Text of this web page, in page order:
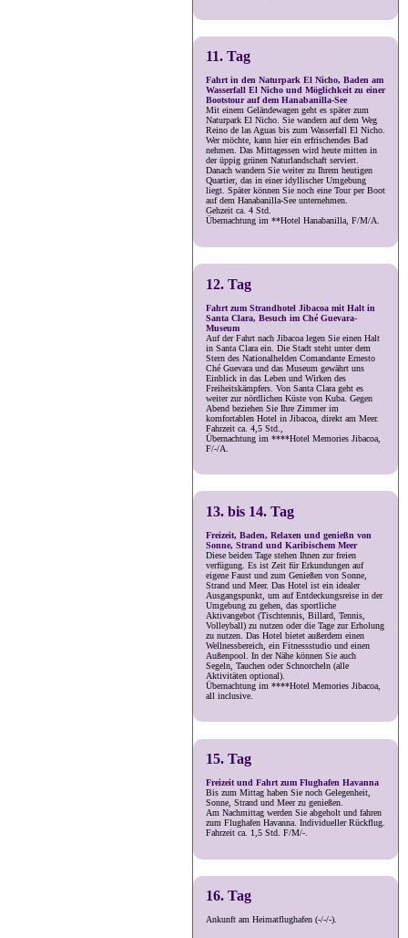
11. Tag
Fahrt in den Naturpark El Nicho, Baden am
Wasserfall El Nicho und Möglichkeit zu einer
Bootstour auf dem Hanabanilla-See
Mit einem Geländewagen geht es später zum
Naturpark El Nicho. Sie wandern auf dem Weg
Reino de las Aguas bis zum Wasserfall El Nicho.
Wer möchte, kann hier ein erfrischendes Bad
nehmen. Das Mittagessen wird heute mitten in
der üppig grünen Naturlandschaft serviert.
Danach wandern Sie weiter zu Ihrem heutigen
Quartier, das in einer idyllischer Umgebung
liegt. Später können Sie noch eine Tour per Boot
auf dem Hanabanilla-See unternehmen.
Gehzeit ca. 4 Std.
Übernachtung im **Hotel Hanabanilla, F/M/A.
12. Tag
Fahrt zum Strandhotel Jibacoa mit Halt in
Santa Clara, Besuch im Ché Guevara-
Museum
Auf der Fahrt nach Jibacoa legen Sie einen Halt
in Santa Clara ein. Die Stadt steht unter dem
Stern des Nationalhelden Comandante Ernesto
Ché Guevara und das Museum gewährt uns
Einblick in das Leben und Wirken des
Freiheitskämpfers. Von Santa Clara geht es
weiter zur nördlichen Küste von Kuba. Gegen
Abend beziehen Sie Ihre Zimmer im
komfortablen Hotel in Jibacoa, direkt am Meer.
Fahrzeit ca. 4,5 Std.,
Übernachtung im ****Hotel Memories Jibacoa,
F/-/A.
13. bis 14. Tag
Freizeit, Baden, Relaxen und genießn von
Sonne, Strand und Karibischem Meer
Diese beiden Tage stehen Ihnen zur freien
verfügung. Es ist Zeit für Erkundungen auf
eigene Faust und zum Genießen von Sonne,
Strand und Meer. Das Hotel ist ein idealer
Ausgangspunkt, um auf Entdeckungsreise in der
Umgebung zu gehen, das sportliche
Aktivangebot (Tischtennis, Billard, Tennis,
Volleyball) zu nutzen oder die Tage zur Erholung
zu nutzen. Das Hotel bietet außerdem einen
Wellnessbereich, ein Fitnessstudio und einen
Außenpool. In der Nähe können Sie auch
Segeln, Tauchen oder Schnorcheln (alle
Aktivitäten optional).
Übernachtung im ****Hotel Memories Jibacoa,
all inclusive.
15. Tag
Freizeit und Fahrt zum Flughafen Havanna
Bis zum Mittag haben Sie noch Gelegenheit,
Sonne, Strand und Meer zu genießen.
Am Nachmittag werden Sie abgeholt und fahren
zum Flughafen Havanna. Individueller Rückflug.
Fahrzeit ca. 1,5 Std. F/M/-.
16. Tag
Ankunft am Heimatflughafen (-/-/-).